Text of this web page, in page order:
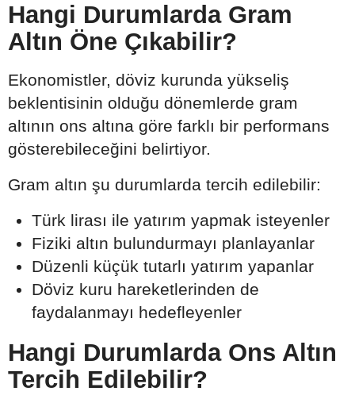
Hangi Durumlarda Gram
Altın Öne Çıkabilir?
Ekonomistler, döviz kurunda yükseliş
beklentisinin olduğu dönemlerde gram
altının ons altına göre farklı bir performans
gösterebileceğini belirtiyor.
Gram altın şu durumlarda tercih edilebilir:
Türk lirası ile yatırım yapmak isteyenler
Fiziki altın bulundurmayı planlayanlar
Düzenli küçük tutarlı yatırım yapanlar
Döviz kuru hareketlerinden de
faydalanmayı hedefleyenler
Hangi Durumlarda Ons Altın
Tercih Edilebilir?